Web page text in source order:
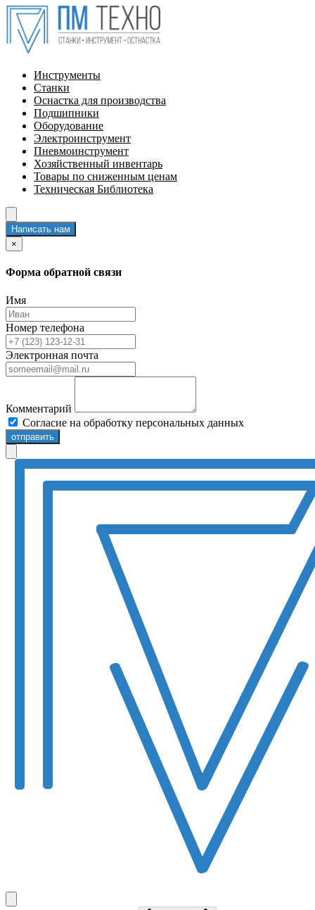
Инструменты
Станки
Оснастка для производства
Подшипники
Оборудование
Электроинструмент
Пневмоинструмент
Хозяйственный инвентарь
Товары по сниженным ценам
Техническая Библиотека
Написать нам
×
Форма обратной связи
Имя
Номер телефона
Электронная почта
Комментарий
Согласие на обработку персональных данных
отправить